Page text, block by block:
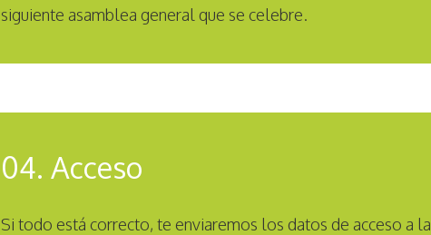
siguiente asamblea general que se celebre.
04. Acceso
Si todo está correcto, te enviaremos los datos de acceso a la